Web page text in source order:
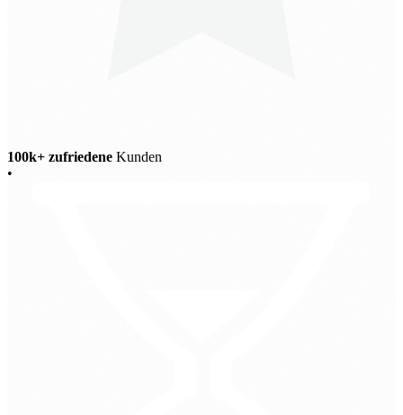
100k+ zufriedene Kunden
•